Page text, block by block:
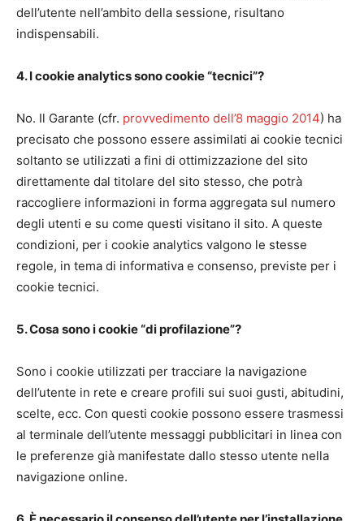
dell’utente nell’ambito della sessione, risultano
indispensabili.
4. I cookie analytics sono cookie “tecnici”?
No. Il Garante (cfr. provvedimento dell’8 maggio 2014) ha
precisato che possono essere assimilati ai cookie tecnici
soltanto se utilizzati a fini di ottimizzazione del sito
direttamente dal titolare del sito stesso, che potrà
raccogliere informazioni in forma aggregata sul numero
degli utenti e su come questi visitano il sito. A queste
condizioni, per i cookie analytics valgono le stesse
regole, in tema di informativa e consenso, previste per i
cookie tecnici.
5. Cosa sono i cookie “di profilazione”?
Sono i cookie utilizzati per tracciare la navigazione
dell’utente in rete e creare profili sui suoi gusti, abitudini,
scelte, ecc. Con questi cookie possono essere trasmessi
al terminale dell’utente messaggi pubblicitari in linea con
le preferenze già manifestate dallo stesso utente nella
navigazione online.